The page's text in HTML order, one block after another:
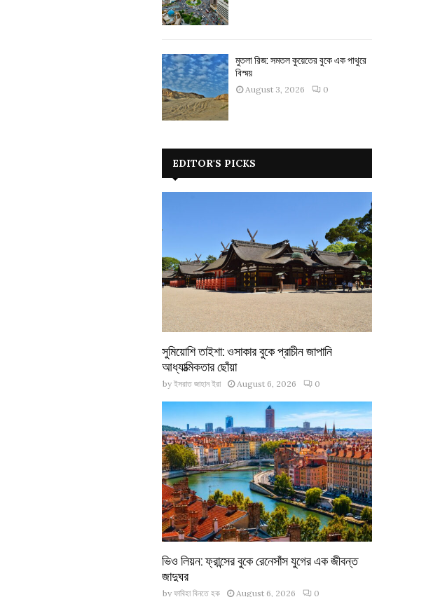
মুতলা রিজ: সমতল কুয়েতের বুকে এক পাথুরে
বিস্ময়
August 3, 2026 0
EDITOR'S PICKS
সুমিয়োশি তাইশা: ওসাকার বুকে প্রাচীন জাপানি
আধ্যাত্মিকতার ছোঁয়া
by ইসরাত জাহান ইরা August 6, 2026 0
ভিও লিয়ন: ফ্রান্সের বুকে রেনেসাঁস যুগের এক জীবন্ত
জাদুঘর
by ফাবিহা বিনতে হক August 6, 2026 0